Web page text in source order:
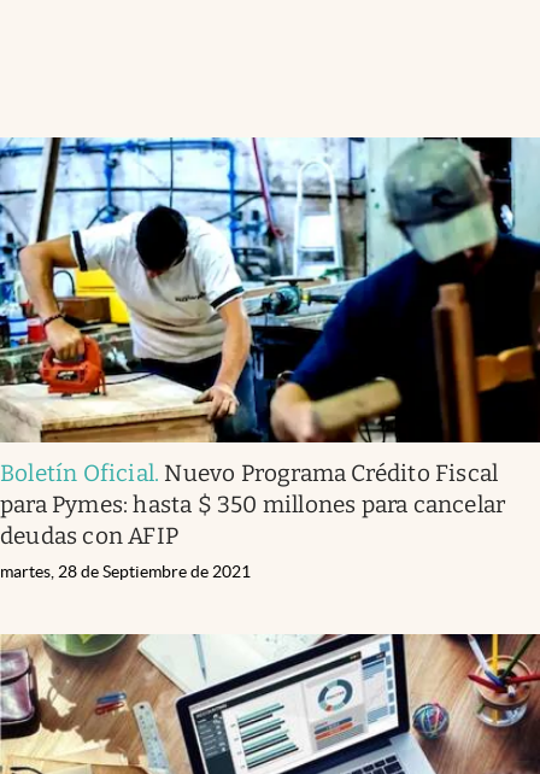
Boletín Oficial. Nuevo Programa Crédito Fiscal
para Pymes: hasta $ 350 millones para cancelar
deudas con AFIP
martes, 28 de Septiembre de 2021